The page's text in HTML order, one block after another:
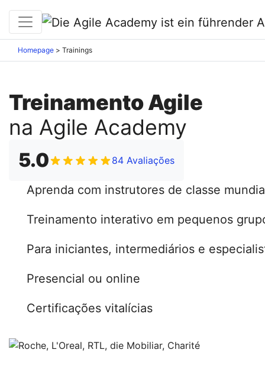
Homepage > Trainings
Treinamento Agile
na Agile Academy
5.0 84 Avaliações
Aprenda com instrutores de classe
Treinamento interativo em pequenos
Para iniciantes, intermediários e
Presencial ou online
Certificações vitalícias